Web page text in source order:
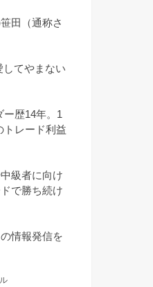
田（通称さ
してやまない
ー歴14年。1
トレード利益
級者に向け
で勝ち続け
情報発信を